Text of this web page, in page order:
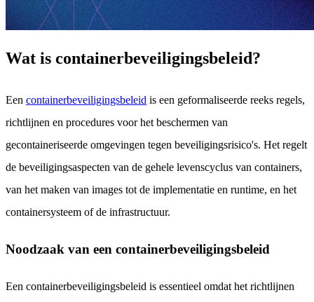
Wat is containerbeveiligingsbeleid?
Een containerbeveiligingsbeleid is een geformaliseerde reeks regels,
richtlijnen en procedures voor het beschermen van
gecontaineriseerde omgevingen tegen beveiligingsrisico's. Het regelt
de beveiligingsaspecten van de gehele levenscyclus van containers,
van het maken van images tot de implementatie en runtime, en het
containersysteem of de infrastructuur.
Noodzaak van een containerbeveiligingsbeleid
Een containerbeveiligingsbeleid is essentieel omdat het richtlijnen